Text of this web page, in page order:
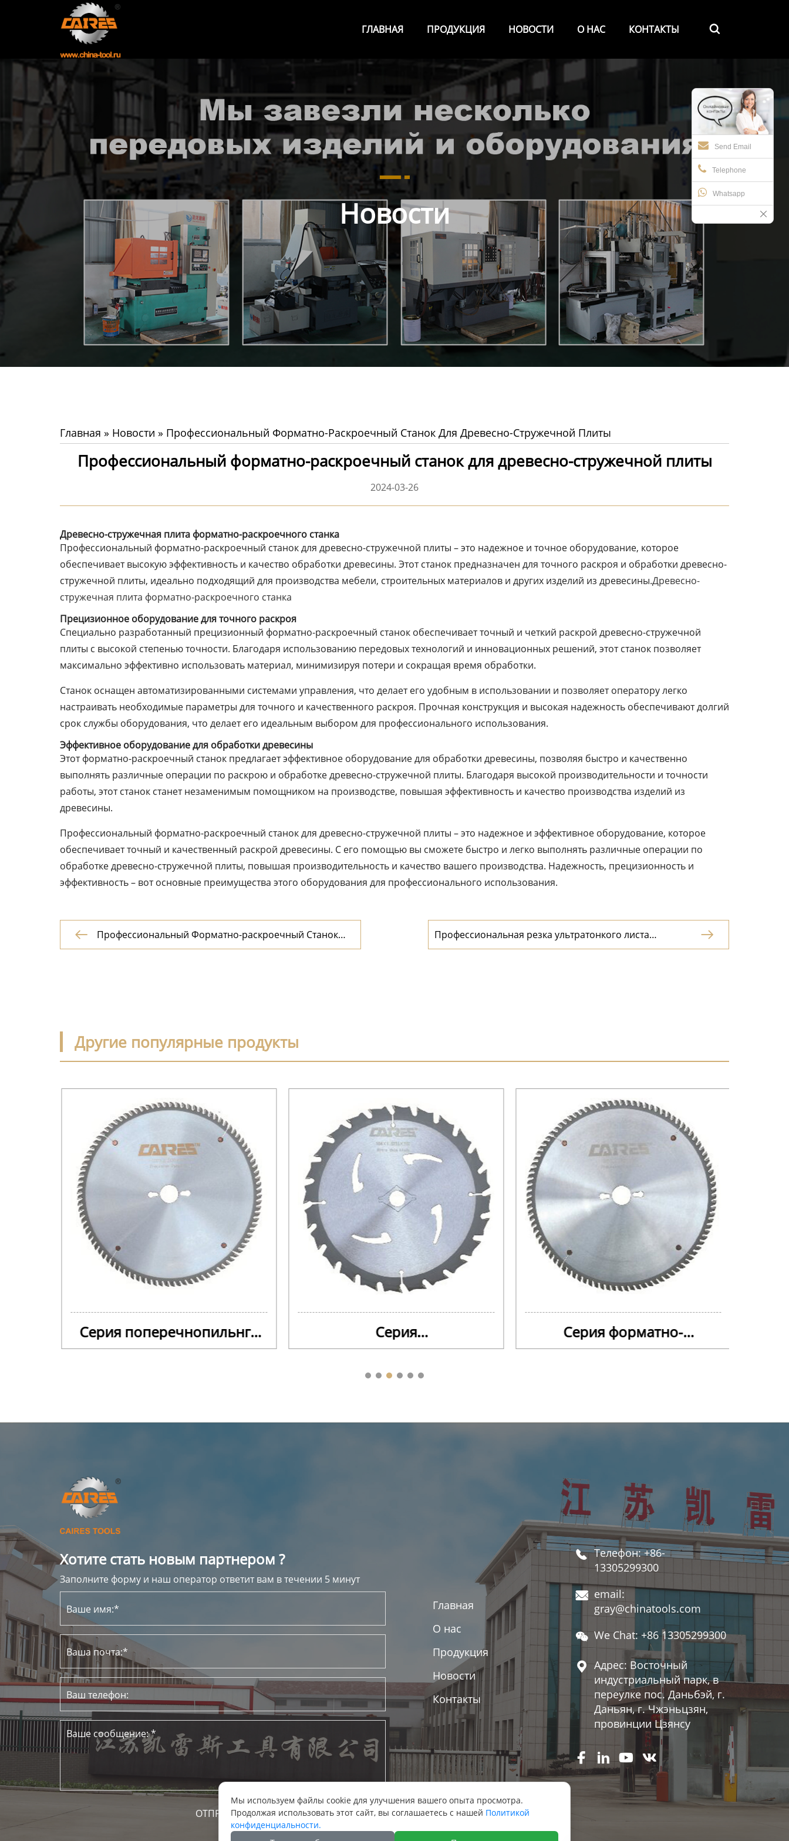
ГЛАВНАЯ ПРОДУКЦИЯ НОВОСТИ О НАС КОНТАКТЫ 
Новости
О нас
Send Email
Telephone
Whatsapp
Новости
Главная » Новости » Профессиональный Форматно-Раскроечный Станок Для Древесно-Стружечной Плиты
Профессиональный форматно-раскроечный станок для древесно-стружечной плиты
2024-03-26
Древесно-стружечная плита форматно-раскроечного станка
Профессиональный форматно-раскроечный станок для древесно-стружечной плиты – это надежное и точное оборудование, которое
обеспечивает высокую эффективность и качество обработки древесины. Этот станок предназначен для точного раскроя и обработки древесно-
стружечной плиты, идеально подходящий для производства мебели, строительных материалов и других изделий из древесины.Древесно-
стружечная плита форматно-раскроечного станка
Прецизионное оборудование для точного раскроя
Специально разработанный прецизионный форматно-раскроечный станок обеспечивает точный и четкий раскрой древесно-стружечной
плиты с высокой степенью точности. Благодаря использованию передовых технологий и инновационных решений, этот станок позволяет
максимально эффективно использовать материал, минимизируя потери и сокращая время обработки.
Станок оснащен автоматизированными системами управления, что делает его удобным в использовании и позволяет оператору легко
настраивать необходимые параметры для точного и качественного раскроя. Прочная конструкция и высокая надежность обеспечивают долгий
срок службы оборудования, что делает его идеальным выбором для профессионального использования.
Эффективное оборудование для обработки древесины
Этот форматно-раскроечный станок предлагает эффективное оборудование для обработки древесины, позволяя быстро и качественно
выполнять различные операции по раскрою и обработке древесно-стружечной плиты. Благодаря высокой производительности и точности
работы, этот станок станет незаменимым помощником на производстве, повышая эффективность и качество производства изделий из
древесины.
Профессиональный форматно-раскроечный станок для древесно-стружечной плиты – это надежное и эффективное оборудование, которое
обеспечивает точный и качественный раскрой древесины. С его помощью вы сможете быстро и легко выполнять различные операции по
обработке древесно-стружечной плиты, повышая производительность и качество вашего производства. Надежность, прецизионность и
эффективность – вот основные преимущества этого оборудования для профессионального использования.

Профессиональный Форматно-раскроечный Станок
Для ДВП
Профессиональная резка ультратонкого листа
древесины

Другие популярные продукты
Серия поперечнопильнго
натурального дерева
Серия
деревообрабатывающего
Серия форматно-
раскроечного станка
Хотите стать новым партнером ?
Заполните форму и наш оператор ответит вам в течении 5 минут
Главная
О нас
Продукция
Новости
Контакты
 Телефон: +86-
13305299300
 email:
gray@chinatools.com
 We Chat: +86 13305299300
 Адрес: Восточный
индустриальный парк, в
переулке пос. Даньбэй, г.
Даньян, г. Чжэньцзян,
провинции Цзянсу
   
Мы используем файлы cookie для улучшения вашего опыта просмотра.
Продолжая использовать этот сайт, вы соглашаетесь с нашей Политикой
конфиденциальности.